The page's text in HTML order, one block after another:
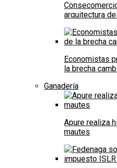
arquitectura
Economistas
la brecha
Ganadería
Apure realiza
mautes